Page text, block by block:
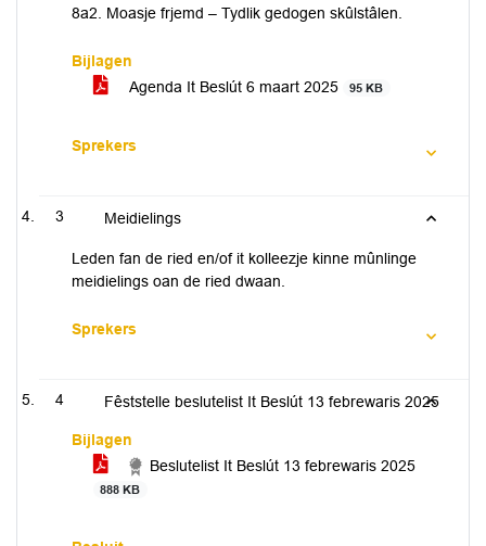
8a2. Moasje frjemd – Tydlik gedogen skûlstâlen.
Bijlagen
Agenda It Beslút 6 maart 2025
95 KB
Sprekers
3 Meidielings
Leden fan de ried en/of it kolleezje kinne mûnlinge
meidielings oan de ried dwaan.
Sprekers
4 Fêststelle beslutelist It Beslút 13 febrewaris 2025
Bijlagen
Beslutelist It Beslút 13 febrewaris 2025
888 KB